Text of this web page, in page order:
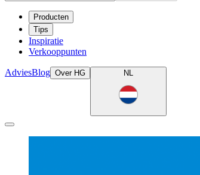
Producten
Tips
Inspiratie
Verkooppunten
AdviesBlog Over HG NL